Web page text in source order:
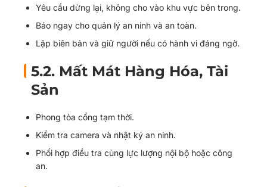
Yêu cầu dừng lại, không cho vào khu vực bên trong.
Báo ngay cho quản lý an ninh và an toàn.
Lập biên bản và giữ người nếu có hành vi đáng ngờ.
5.2. Mất Mát Hàng Hóa, Tài
Sản
Phong tỏa cổng tạm thời.
Kiểm tra camera và nhật ký an ninh.
Phối hợp điều tra cùng lực lượng nội bộ hoặc công
an.